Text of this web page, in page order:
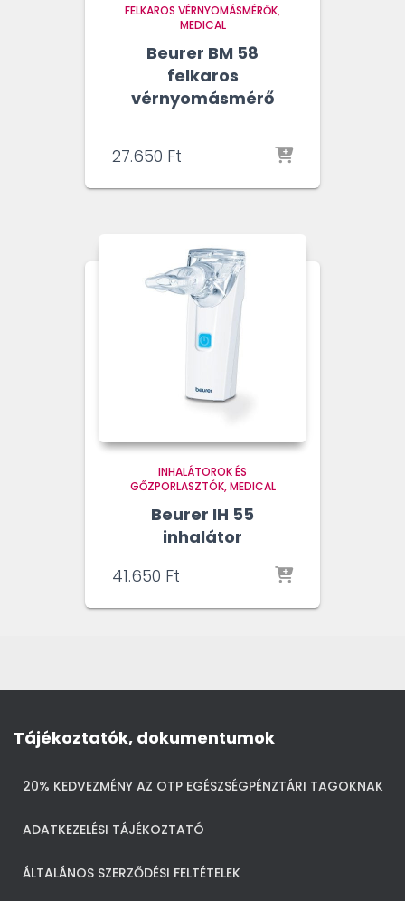
FELKAROS VÉRNYOMÁSMÉRŐK
MEDICAL
Beurer BM 58
felkaros
vérnyomásmérő
27.650 Ft
INHALÁTOROK ÉS
GŐZPORLASZTÓK MEDICAL
Beurer IH 55
inhalátor
41.650 Ft
Tájékoztatók, dokumentumok
20% KEDVEZMÉNY AZ OTP EGÉSZSÉGPÉNZTÁRI TAGOKNAK
ADATKEZELÉSI TÁJÉKOZTATÓ
ÁLTALÁNOS SZERZŐDÉSI FELTÉTELEK